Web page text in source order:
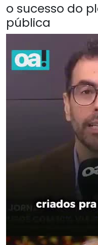
o sucesso do
pública